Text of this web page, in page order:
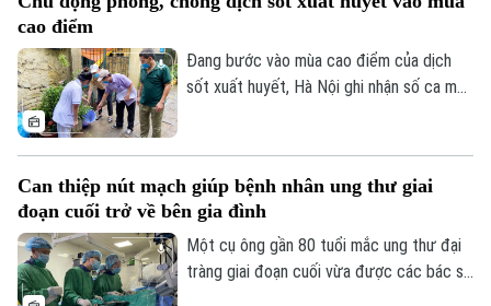
truyền bệnh phát triển.
cao điểm
Đang bước vào mùa cao điểm của dịch
sốt xuất huyết, Hà Nội ghi nhận số ca mắc
ngay từ mỗi gia đình, mỗi khu dân cư
được xem là giải pháp quan trọng để ngăn
chặn dịch lây lan.
Can thiệp nút mạch giúp bệnh nhân ung thư giai
đoạn cuối trở về bên gia đình
Một cụ ông gần 80 tuổi mắc ung thư đại
tràng giai đoạn cuối vừa được các bác sĩ